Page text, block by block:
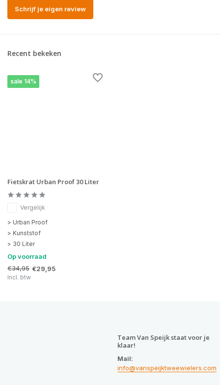
Schrijf je eigen review
Recent bekeken
sale 14%
Fietskrat Urban Proof 30 Liter
Vergelijk
> Urban Proof
> Kunststof
> 30 Liter
Op voorraad
€34,95 €29,95
Incl. btw
Team Van Speijk staat voor je
klaar!
Mail:
info@vanspeijktweewielers.com